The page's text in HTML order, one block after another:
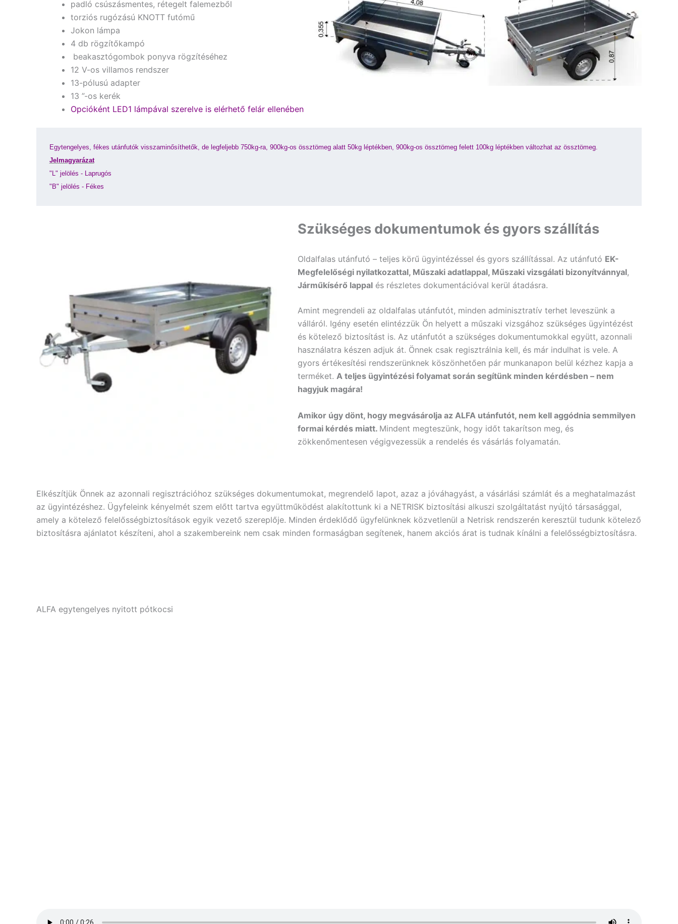
padló csúszásmentes, rétegelt falemezből
torziós rugózású KNOTT futómű
Jokon lámpa
4 db rögzítőkampó
beakasztógombok ponyva rögzítéséhez
12 V-os villamos rendszer
13-pólusú adapter
13 ”-os kerék
Opcióként LED1 lámpával szerelve is elérhető felár ellenében
Egytengelyes, fékes utánfutók visszaminősíthetők, de legfeljebb 750kg-ra, 900kg-os össztömeg alatt 50kg léptékben, 900kg-os össztömeg felett 100kg léptékben változhat az össztömeg.
Jelmagyarázat
"L" jelölés - Laprugós
"B" jelölés - Fékes
Szükséges dokumentumok és gyors szállítás
Oldalfalas utánfutó – teljes körű ügyintézéssel és gyors szállítással. Az utánfutó EK-
Megfelelőségi nyilatkozattal, Műszaki adatlappal, Műszaki vizsgálati bizonyítvánnyal,
Járműkísérő lappalés részletes dokumentációval kerül átadásra.
Amint megrendeli az oldalfalas utánfutót, minden adminisztratív terhet leveszünk a
válláról. Igény esetén elintézzük Ön helyett a műszaki vizsgához szükséges ügyintézést
és kötelező biztosítást is. Az utánfutót a szükséges dokumentumokkal együtt, azonnali
használatra készen adjuk át. Önnek csak regisztrálnia kell, és már indulhat is vele. A
gyors értékesítési rendszerünknek köszönhetően pár munkanapon belül kézhez kapja a
terméket. A teljes ügyintézési folyamat során segítünk minden kérdésben – nem
hagyjuk magára!
Amikor úgy dönt, hogy megvásárolja az ALFA utánfutót, nem kell aggódnia semmilyen
formai kérdés miatt. Mindent megteszünk, hogy időt takarítson meg, és
zökkenőmentesen végigvezessük a rendelés és vásárlás folyamatán.
Elkészítjük Önnek az azonnali regisztrációhoz szükséges dokumentumokat, megrendelő lapot, azaz a jóváhagyást, a vásárlási számlát és a meghatalmazást
az ügyintézéshez. Ügyfeleink kényelmét szem előtt tartva együttműködést alakítottunk ki a NETRISK biztosítási alkuszi szolgáltatást nyújtó társasággal,
amely a kötelező felelősségbiztosítások egyik vezető szereplője. Minden érdeklődő ügyfelünknek közvetlenül a Netrisk rendszerén keresztül tudunk kötelező
biztosításra ajánlatot készíteni, ahol a szakembereink nem csak minden formaságban segítenek, hanem akciós árat is tudnak kínálni a felelősségbiztosításra.
ALFA egytengelyes nyitott pótkocsi